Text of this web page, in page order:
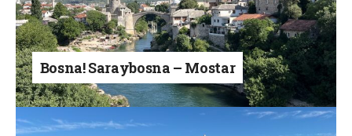
Bosna! Saraybosna – Mostar